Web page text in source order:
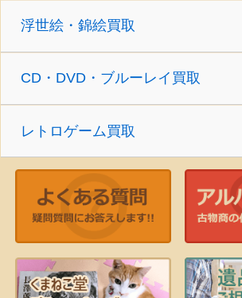
浮世絵・錦絵買取
CD・DVD・ブルーレイ買取
レトロゲーム買取